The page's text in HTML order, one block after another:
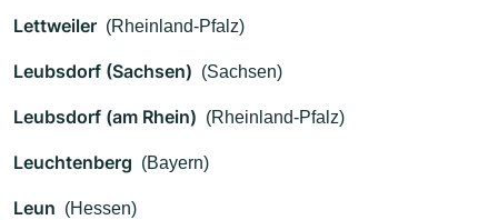
Lettweiler (Rheinland-Pfalz)
Leubsdorf (Sachsen) (Sachsen)
Leubsdorf (am Rhein) (Rheinland-Pfalz)
Leuchtenberg (Bayern)
Leun (Hessen)